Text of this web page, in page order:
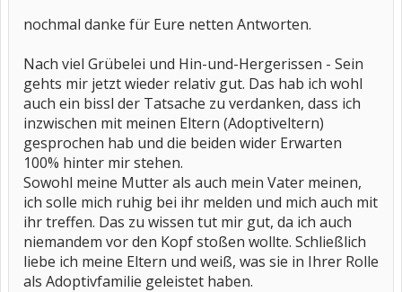
nochmal danke für Eure netten Antworten.
Nach viel Grübelei und Hin-und-Hergerissen - Sein
gehts mir jetzt wieder relativ gut. Das hab ich wohl
auch ein bissl der Tatsache zu verdanken, dass ich
inzwischen mit meinen Eltern (Adoptiveltern)
gesprochen hab und die beiden wider Erwarten
100% hinter mir stehen.
Sowohl meine Mutter als auch mein Vater meinen,
ich solle mich ruhig bei ihr melden und mich auch mit
ihr treffen. Das zu wissen tut mir gut, da ich auch
niemandem vor den Kopf stoßen wollte. Schließlich
liebe ich meine Eltern und weiß, was sie in Ihrer Rolle
als Adoptivfamilie geleistet haben.